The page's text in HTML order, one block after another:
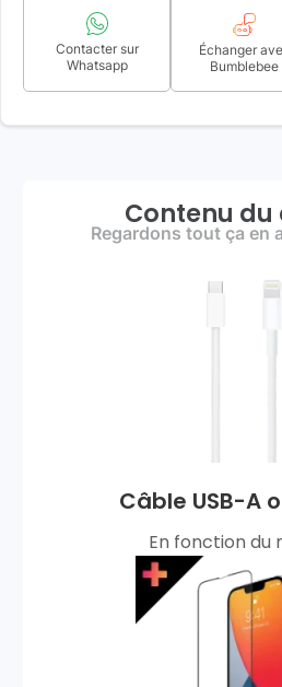
Contacter sur
Whatsapp
Échanger
Bumblebee
Contenu
Regardons tout ça en
Câble USB-A
En fonction du